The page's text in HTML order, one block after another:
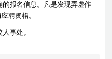
的报名信息。凡是发现弄虚作
聘资格。
事处。